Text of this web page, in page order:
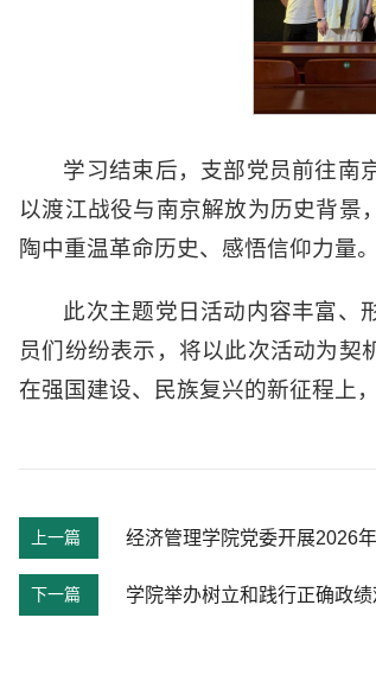
学习结束后，支部党员前往南
以渡江战役与南京解放为历史背景
陶中重温革命历史、感悟信仰力量。
此次主题党日活动内容丰富、
员们纷纷表示，将以此次活动为契
在强国建设、民族复兴的新征程上
上一篇 经济管理学院党委开展2026
下一篇 学院举办树立和践行正确政